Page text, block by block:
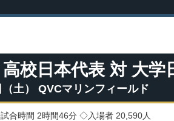
校日本代表 対 大学
土） QVCマリンフィールド
合時間 2時間46分 ◇入場者 20,590人